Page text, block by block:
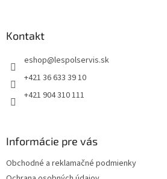
Kontakt
eshop@lespolservis.sk
+421 36 633 39 10
+421 904 310 111
Informácie pre vás
Obchodné a reklamačné podmienky